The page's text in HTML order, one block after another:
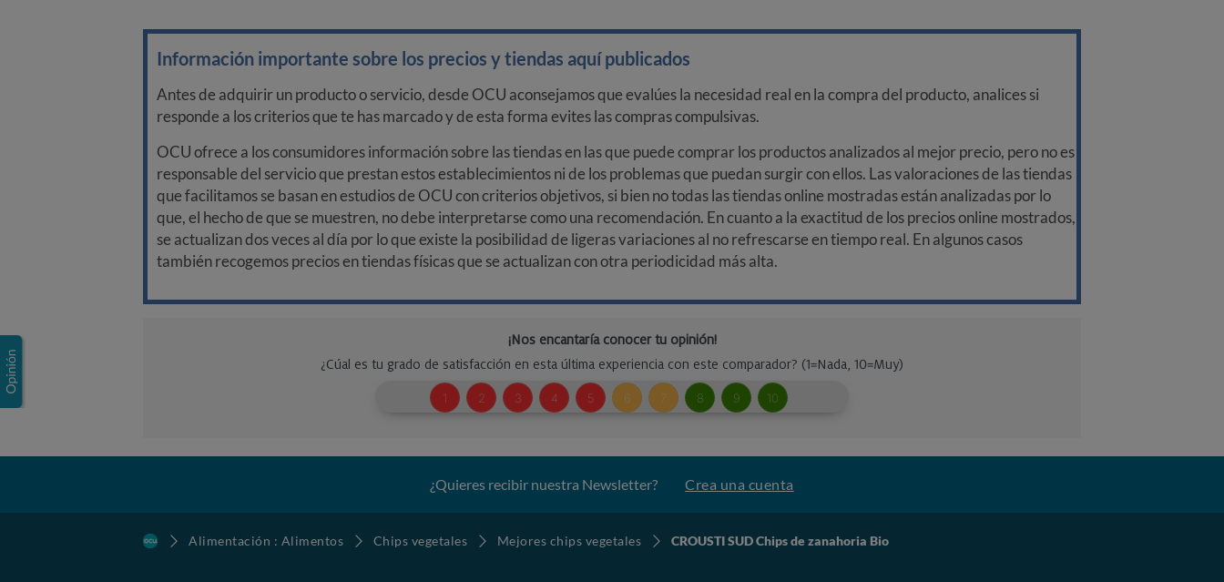
Información importante sobre los precios y tiendas aquí publicados
Antes de adquirir un producto o servicio, desde OCU aconsejamos que evalúes la necesidad real en la compra del producto, analices si
responde a los criterios que te has marcado y de esta forma evites las compras compulsivas.
OCU ofrece a los consumidores información sobre las tiendas en las que puede comprar los productos analizados al mejor precio, pero no es
responsable del servicio que prestan estos establecimientos ni de los problemas que puedan surgir con ellos. Las valoraciones de las tiendas
que facilitamos se basan en estudios de OCU con criterios objetivos, si bien no todas las tiendas online mostradas están analizadas por lo
que, el hecho de que se muestren, no debe interpretarse como una recomendación. En cuanto a la exactitud de los precios online mostrados,
se actualizan dos veces al día por lo que existe la posibilidad de ligeras variaciones al no refrescarse en tiempo real. En algunos casos
también recogemos precios en tiendas físicas que se actualizan con otra periodicidad más alta.
¿Quieres recibir nuestra Newsletter? Crea una cuenta
Alimentación : Alimentos Chips vegetales Mejores chips vegetales CROUSTI SUD Chips de zanahoria Bio